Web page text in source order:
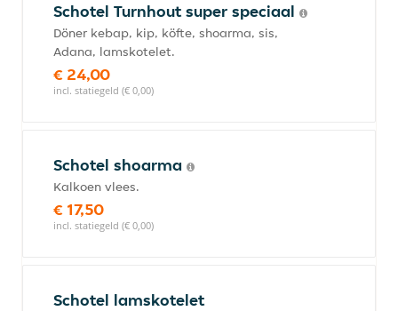
Schotel Turnhout super speciaal
Döner kebap, kip, köfte, shoarma, sis,
Adana, lamskotelet.
€ 24,00
incl. statiegeld (€ 0,00)
Schotel shoarma
Kalkoen vlees.
€ 17,50
incl. statiegeld (€ 0,00)
Schotel lamskotelet